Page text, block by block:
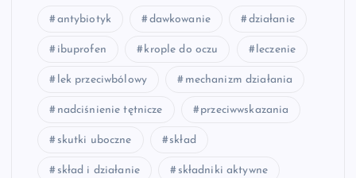
antybiotyk dawkowanie działanie
ibuprofen krople do oczu leczenie
lek przeciwbólowy mechanizm działania
nadciśnienie tętnicze przeciwwskazania
skutki uboczne skład
skład i działanie składniki aktywne